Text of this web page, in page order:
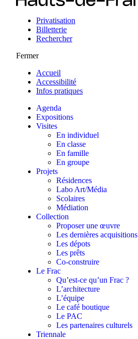
Privatisation
Billetterie
Rechercher
Fermer
Accueil
Accessibilité
Infos pratiques
Agenda
Expositions
Visites
En individuel
En classe
En famille
En groupe
Projets
Résidences
Labo Art/Média
Scolaires
Médiation
Collection
Proposer une œuvre
Les dernières acquisitions
Les dépots
Les prêts
Co-construire
Le Frac
Qu’est-ce qu’un Frac ?
L’architecture
L’équipe
Le café boutique
Le PAC
Les partenaires culturels
Triennale